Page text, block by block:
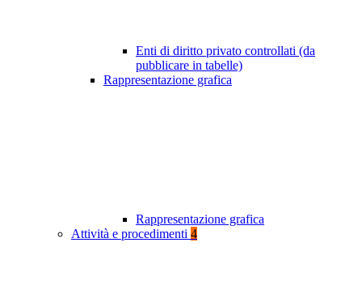
Enti di diritto privato controllati (da
pubblicare in tabelle)
Rappresentazione grafica
Rappresentazione grafica
Attività e procedimenti 4